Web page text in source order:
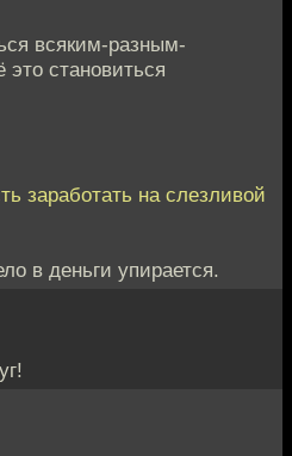
всяким-разным-
становиться
заработать на слезливой
в деньги упирается.